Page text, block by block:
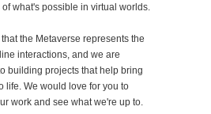
what's possible in virtual worlds.
the Metaverse represents the
interactions, and we are
building projects that help bring
life. We would love for you to
work and see what we're up to.